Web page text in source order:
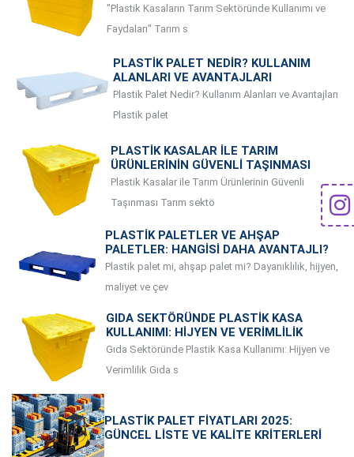
"Plastik Kasaların Tarım Sektöründe Kullanımı ve
Faydaları" Tarım s
PLASTIK PALET NEDIR? KULLANIM
ALANLARI VE AVANTAJLARI
Plastik Palet Nedir? Kullanım Alanları ve Avantajları
Plastik palet
PLASTIK KASALAR ILE TARIM
ÜRÜNLERININ GÜVENLI TAŞINMASI
Plastik Kasalar ile Tarım Ürünlerinin Güvenli
Taşınması Tarım sektö
PLASTIK PALETLER VE AHŞAP
PALETLER: HANGISI DAHA AVANTAJLI?
Plastik palet mi, ahşap palet mi? Dayanıklılık, hijyen,
maliyet ve çev
GIDA SEKTÖRÜNDE PLASTIK KASA
KULLANIMI: HIJYEN VE VERIMLILIK
Gıda Sektöründe Plastik Kasa Kullanımı: Hijyen ve
Verimlilik Gıda s
PLASTIK PALET FIYATLARI 2025:
GÜNCEL LISTE VE KALITE KRITERLERI